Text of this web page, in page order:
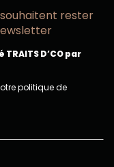
rester
D’CO par
politique de